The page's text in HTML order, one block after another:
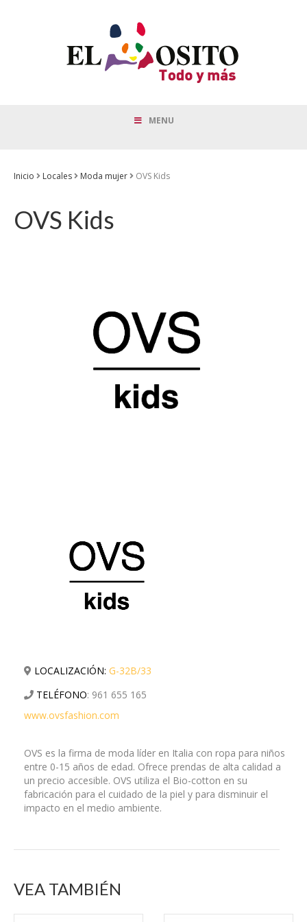
MENU
Inicio Locales Moda mujer OVS Kids
OVS Kids
LOCALIZACIÓN: G-32B/33
TELÉFONO: 961 655 165
www.ovsfashion.com
OVS es la firma de moda líder en Italia con ropa para niños
entre 0-15 años de edad. Ofrece prendas de alta calidad a
un precio accesible. OVS utiliza el Bio-cotton en su
fabricación para el cuidado de la piel y para disminuir el
impacto en el medio ambiente.
VEA TAMBIÉN